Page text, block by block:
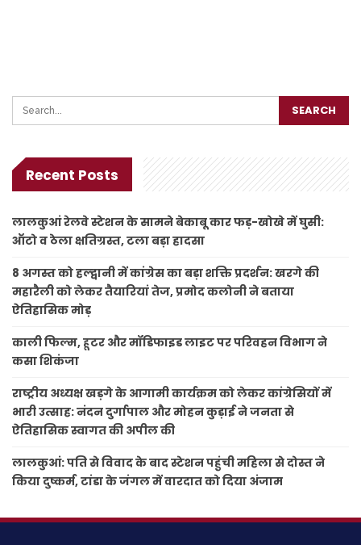
Recent Posts
लालकुआं रेलवे स्टेशन के सामने बेकाबू कार फड़-खोखे में घुसी:
ऑटो व ठेला क्षतिग्रस्त, टला बड़ा हादसा
8 अगस्त को हल्द्वानी में कांग्रेस का बड़ा शक्ति प्रदर्शन: खरगे की
महारैली को लेकर तैयारियां तेज, प्रमोद कलोनी ने बताया
ऐतिहासिक मोड़
काली फिल्म, हूटर और मॉडिफाइड लाइट पर परिवहन विभाग ने
कसा शिकंजा
राष्ट्रीय अध्यक्ष खड़गे के आगामी कार्यक्रम को लेकर कांग्रेसियों में
भारी उत्साह: नंदन दुर्गापाल और मोहन कुड़ाई ने जनता से
ऐतिहासिक स्वागत की अपील की
लालकुआं: पति से विवाद के बाद स्टेशन पहुंची महिला से दोस्त ने
किया दुष्कर्म, टांडा के जंगल में वारदात को दिया अंजाम